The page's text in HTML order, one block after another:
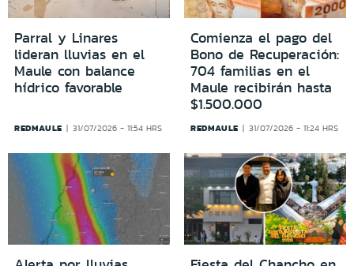
Parral y Linares
lideran lluvias en el
Maule con balance
hídrico favorable
REDMAULE 31/07/2026 - 11:54 HRS
Comienza el pago del
Bono de Recuperación:
704 familias en el
Maule recibirán hasta
$1.500.000
REDMAULE 31/07/2026 - 11:24 HRS